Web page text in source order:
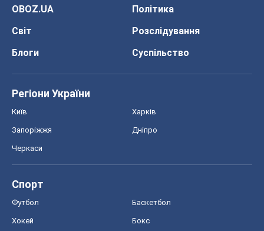
OBOZ.UA
Політика
Світ
Розслідування
Блоги
Суспільство
Регіони України
Київ Харків
Запоріжжя Дніпро
Черкаси
Спорт
Футбол Баскетбол
Хокей Бокс